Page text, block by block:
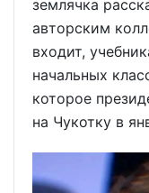
землячка
авторским
входит,
начальных
которое
на Чукотку в